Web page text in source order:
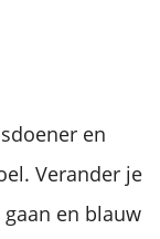
en
Verander je
en blauw